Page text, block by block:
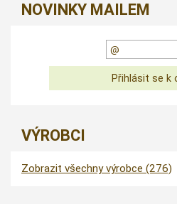
NOVINKY MAILEM
VÝROBCI
Zobrazit všechny výrobce (276)